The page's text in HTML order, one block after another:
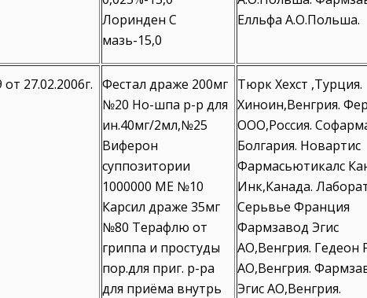
Лоринден С
мазь-15,0
Елльфа А.О.Польша.
от 27.02.2006г. Фестал драже 200мг
№20 Но-шпа р-р для
ин.40мг/2мл,№25
Виферон
суппозитории
1000000 МЕ №10
Карсил драже 35мг
№80 Терафлю от
гриппа и простуды
пор.для приг. р-ра
для приёма внутрь
Тюрк Хехст ,Турция.
Хиноин,Венгрия.
ООО,Россия.
Болгария. Новартис
Фармасьютикалс
Инк,Канада.
Серьвье Франция
Фармзавод Эгис
АО,Венгрия. Гедеон
АО,Венгрия.
Эгис АО,Венгрия.